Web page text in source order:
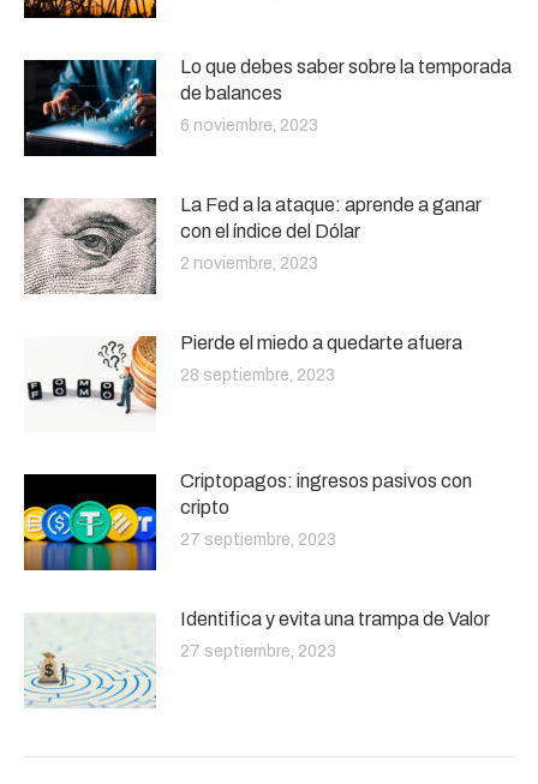
Lo que debes saber sobre la temporada
de balances
6 noviembre, 2023
La Fed a la ataque: aprende a ganar
con el índice del Dólar
2 noviembre, 2023
Pierde el miedo a quedarte afuera
28 septiembre, 2023
Criptopagos: ingresos pasivos con
cripto
27 septiembre, 2023
Identifica y evita una trampa de Valor
27 septiembre, 2023